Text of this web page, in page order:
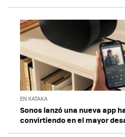
EN XATAKA
Sonos lanzó una nueva app
convirtiendo en el mayor